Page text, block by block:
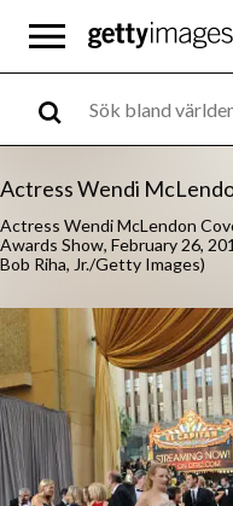
Actress Wendi
Actress Wendi McLendon
Awards Show, February 26,
Bob Riha, Jr./Getty Images)